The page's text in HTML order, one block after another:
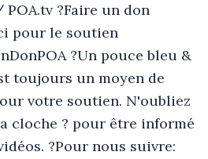
?Faire un don
pour le soutien
?Un pouce bleu &
toujours un moyen de
votre soutien. N'oubliez
cloche ? pour être informé
?Pour nous suivre: